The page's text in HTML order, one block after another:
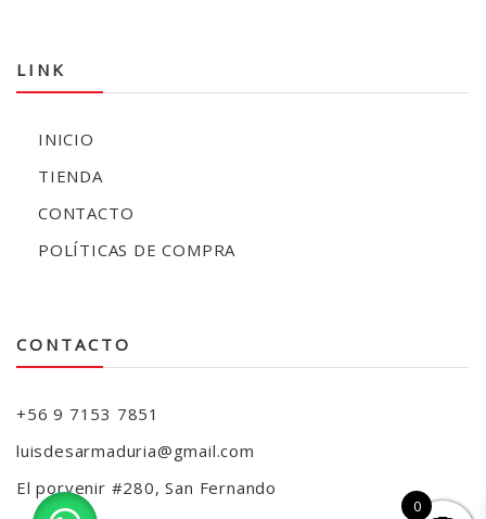
LINK
INICIO
TIENDA
CONTACTO
POLÍTICAS DE COMPRA
CONTACTO
+56 9 7153 7851
luisdesarmaduria@gmail.com
El porvenir #280, San Fernando
0